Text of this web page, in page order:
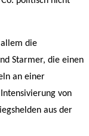
allem die
Starmer, die einen
an einer
von
aus der